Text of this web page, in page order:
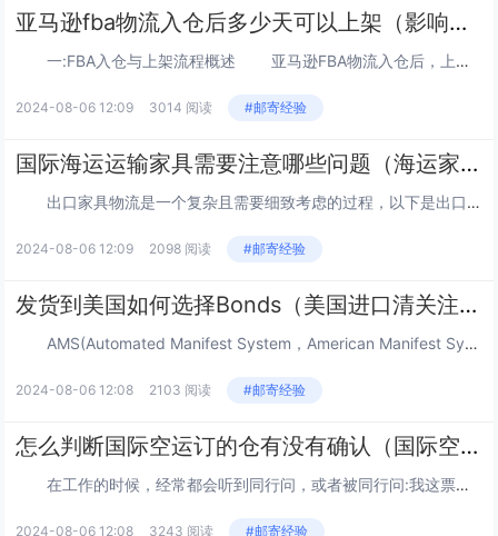
亚马逊fba物流入仓后多少天可以上架（影响上架时间的关键因素）
一:FBA入仓与上架流程概述 亚马逊FBA物流入仓后，上架时间并非固定不变，而是受到多个因素的影响，般来说，FBA入仓后的流程包括入库验收、商品审核、上架准备等步骤。 二:影响上架时间的关键因素 1.入库验收时间:...
2024-08-06 12:09 3014 阅读 #邮寄经验
国际海运运输家具需要注意哪些问题（海运家具需要准备哪些资料）
出口家具物流是一个复杂且需要细致考虑的过程，以下是出口家具物流时应该注意的几个关键点： 一、前期准备 目标市场了解： 在出口家具之前，深入了解目标市场的需求、趋势、法规要求以及当地消费者的偏好。 了解目标市场的尺...
2024-08-06 12:09 2098 阅读 #邮寄经验
发货到美国如何选择Bonds（美国进口清关注意事宜）
AMS(Automated Manifest System，American Manifest System，Advanced Manifest System)称为美国舱单录入系统, 亦称24小时舱单预报或美国海关反恐舱单, 源自200...
2024-08-06 12:08 2103 阅读 #邮寄经验
怎么判断国际空运订的仓有没有确认（国际空运干货知识分享）
在工作的时候，经常都会听到同行问，或者被同行问:我这票货K了没?听了这句话，有没有感觉，好像是听懂了，但是又没有听懂?说听懂嘛，因为我们知道OK这个单词，可能对方说的是这票货OK了没?航司确认了没? 其实K就是确认的意思，但这个字...
2024-08-06 12:08 3243 阅读 #邮寄经验